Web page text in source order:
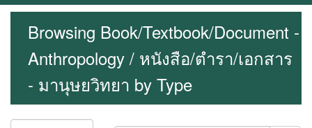
Browsing Book/Textbook/Document -
Anthropology / หนังสือ/ตำรา/เอกสาร
- มานุษยวิทยา by Type